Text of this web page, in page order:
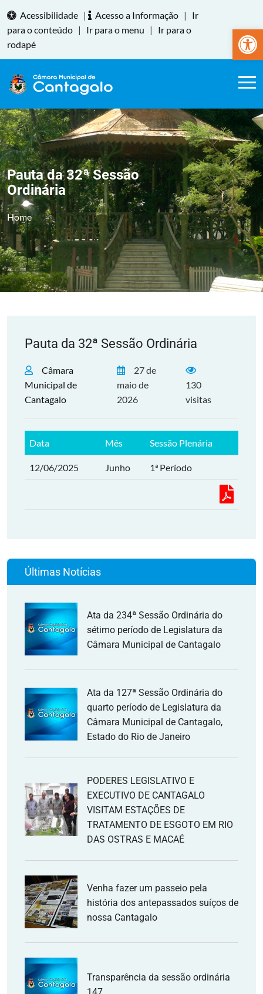
Abrir
Acessibilidade | Acesso a Informação |
Ir
para o conteúdo | Ir para o menu |
Ir para o
rodapé
Pauta da 32ª Sessão
Ordinária
Home
Pauta da 32ª Sessão Ordinária
Câmara
Municipal de
Cantagalo
27 de
maio de
2026
130
visitas
Data Mês Sessão Plenária
12/06/2025 Junho 1ª Período
Últimas Notícias
Ata da 234ª Sessão Ordinária do
sétimo período de Legislatura da
Câmara Municipal de Cantagalo
Ata da 127ª Sessão Ordinária do
quarto período de Legislatura da
Câmara Municipal de Cantagalo,
Estado do Rio de Janeiro
PODERES LEGISLATIVO E
EXECUTIVO DE CANTAGALO
VISITAM ESTAÇÕES DE
TRATAMENTO DE ESGOTO EM RIO
DAS OSTRAS E MACAÉ
Venha fazer um passeio pela
história dos antepassados suíços de
nossa Cantagalo
Transparência da sessão ordinária